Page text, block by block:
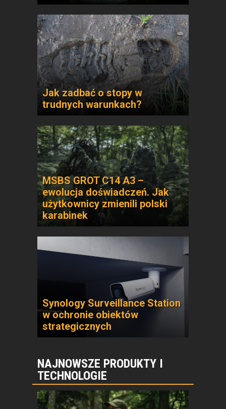
Jak zadbać o stopy w
trudnych warunkach?
MSBS GROT C14 A3 –
ewolucja doświadczeń. Jak
użytkownicy zmienili polski
karabinek
Synology Surveillance Station
w ochronie obiektów
strategicznych
NAJNOWSZE PRODUKTY I
TECHNOLOGIE